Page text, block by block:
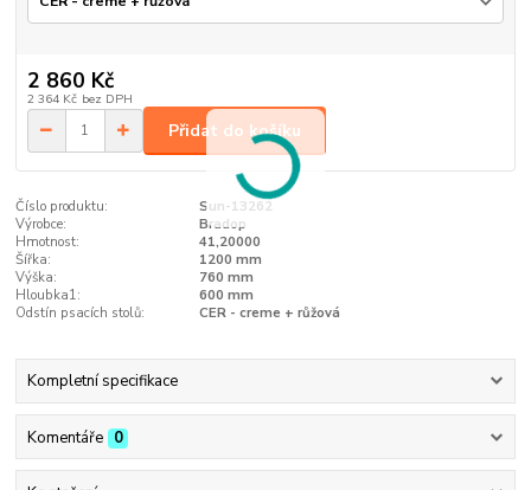
2 860 Kč
2 364 Kč bez DPH
Přidat do košíku
Číslo produktu:
Sun-13262
Výrobce:
Bradop
Hmotnost:
41,20000
Šířka:
1200 mm
Výška:
760 mm
Hloubka1:
600 mm
Odstín psacích stolů:
CER - creme + růžová
Kompletní specifikace
Komentáře 0